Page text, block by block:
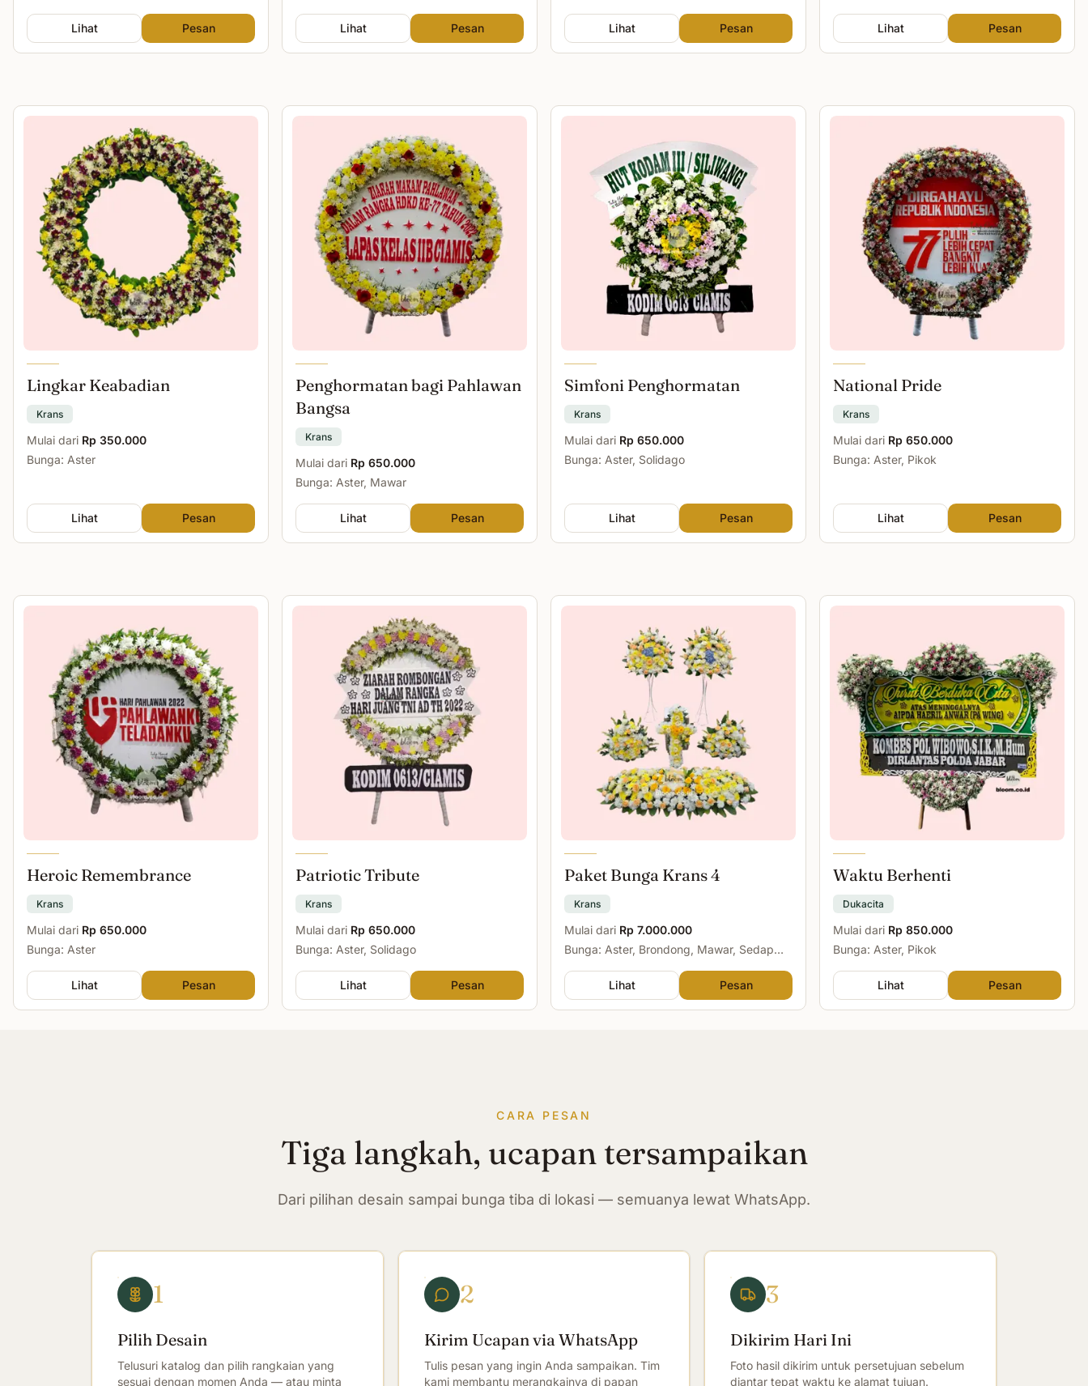
Lihat Pesan Lihat Pesan Lihat Pesan Lihat Pesan
Lingkar Keabadian
Krans
Mulai dari Rp 350.000
Bunga: Aster
Lihat Pesan
Penghormatan bagi Pahlawan
Bangsa
Krans
Mulai dari Rp 650.000
Bunga: Aster, Mawar
Lihat Pesan
Simfoni Penghormatan
Krans
Mulai dari Rp 650.000
Bunga: Aster, Solidago
Lihat Pesan
National Pride
Krans
Mulai dari Rp 650.000
Bunga: Aster, Pikok
Lihat Pesan
Heroic Remembrance
Krans
Mulai dari Rp 650.000
Bunga: Aster
Lihat Pesan
Patriotic Tribute
Krans
Mulai dari Rp 650.000
Bunga: Aster, Solidago
Lihat Pesan
Paket Bunga Krans 4
Krans
Mulai dari Rp 7.000.000
Bunga: Aster, Brondong, Mawar, Sedap
Lihat
Pesan
Waktu Berhenti
Dukacita
Mulai dari Rp 850.000
Bunga: Aster, Pikok
Lihat Pesan
CARA PESAN
Tiga langkah, ucapan tersampaikan
Dari pilihan desain sampai bunga tiba di lokasi — semuanya lewat WhatsApp.
1
Pilih Desain
Telusuri katalog dan pilih rangkaian yang
sesuai dengan momen Anda — atau minta
2
Kirim Ucapan via WhatsApp
Tulis pesan yang ingin Anda sampaikan. Tim
kami membantu merangkainya di papan
3
Dikirim Hari Ini
Foto hasil dikirim untuk persetujuan sebelum
diantar tepat waktu ke alamat tujuan.